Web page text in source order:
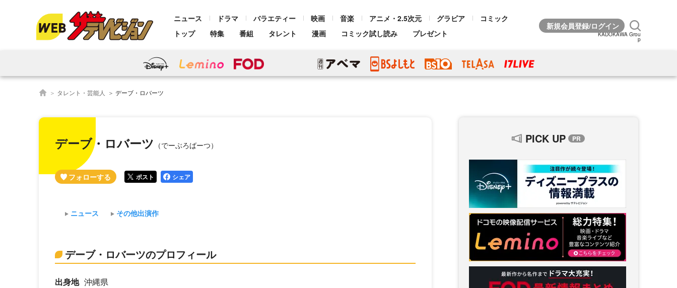
ニュース ドラマ バラエティー 映画 音楽 アニメ・2.5次元 グラビア
コミック
トップ
特集 番組 タレント 漫画 コミック試し読み プレゼント KADOKAWA Grou
p
タレント・芸能人 デーブ・ロバーツ
デーブ・ロバーツ （でーぶろばーつ）
ポスト シェア
ニュース その他出演作
デーブ・ロバーツのプロフィール
出身地 沖縄県
PICK UP